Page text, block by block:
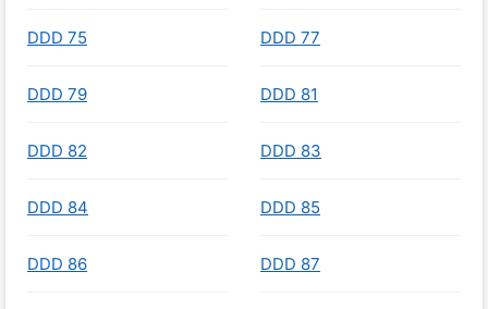
DDD 75 DDD 77
DDD 79 DDD 81
DDD 82 DDD 83
DDD 84 DDD 85
DDD 86 DDD 87